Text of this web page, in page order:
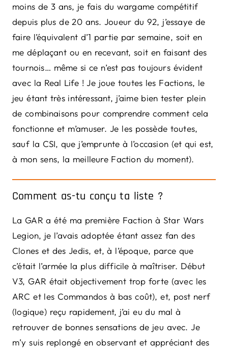
moins de 3 ans, je fais du wargame compétitif
depuis plus de 20 ans. Joueur du 92, j’essaye de
faire l’équivalent d’1 partie par semaine, soit en
me déplaçant ou en recevant, soit en faisant des
tournois… même si ce n’est pas toujours évident
avec la Real Life ! Je joue toutes les Factions, le
jeu étant très intéressant, j’aime bien tester plein
de combinaisons pour comprendre comment cela
fonctionne et m’amuser. Je les possède toutes,
sauf la CSI, que j’emprunte à l’occasion (et qui est,
à mon sens, la meilleure Faction du moment).
Comment as-tu conçu ta liste ?
La GAR a été ma première Faction à Star Wars
Legion, je l’avais adoptée étant assez fan des
Clones et des Jedis, et, à l’époque, parce que
c’était l’armée la plus difficile à maîtriser. Début
V3, GAR était objectivement trop forte (avec les
ARC et les Commandos à bas coût), et, post nerf
(logique) reçu rapidement, j’ai eu du mal à
retrouver de bonnes sensations de jeu avec. Je
m’y suis replongé en observant et appréciant des